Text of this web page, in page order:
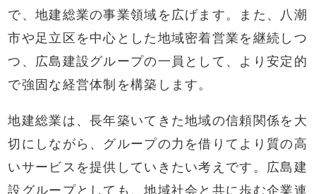
で、地建総業の事業領域を広げます。また、八潮
市や足立区を中心とした地域密着営業を継続しつ
つ、広島建設グループの一員として、より安定的
で強固な経営体制を構築します。
地建総業は、長年築いてきた地域の信頼関係を大
切にしながら、グループの力を借りてより質の高
いサービスを提供していきたい考えです。広島建
設グループとしても、地域社会と共に歩む企業連